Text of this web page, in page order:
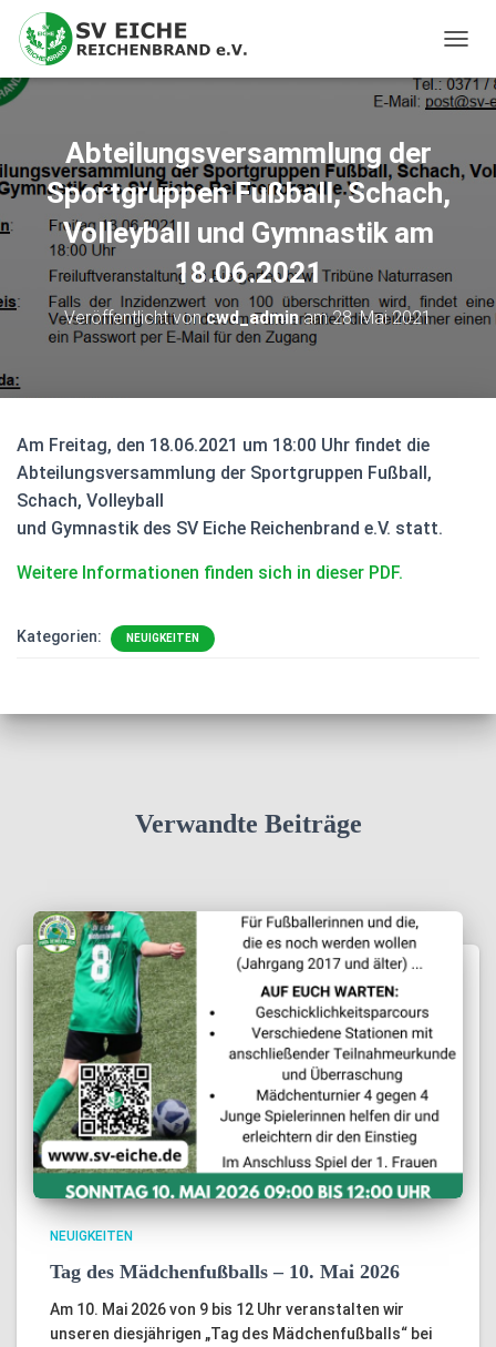
A
V
T
S
C
Abteilungsversammlung der
Sportgruppen Fußball, Schach,
Volleyball und Gymnastik am
18.06.2021
Veröffentlicht voncwd_adminam28. Mai 2021
Am Freitag, den 18.06.2021 um 18:00 Uhr findet die
Abteilungsversammlung der Sportgruppen Fußball,
Schach, Volleyball
und Gymnastik des SV Eiche Reichenbrand e.V. statt.
Weitere Informationen finden sich in dieser PDF.
Kategorien: NEUIGKEITEN
Verwandte Beiträge
NEUIGKEITEN
Tag des Mädchenfußballs – 10. Mai 2026
Am 10. Mai 2026 von 9 bis 12 Uhr veranstalten wir
unseren diesjährigen „Tag des Mädchenfußballs“ bei